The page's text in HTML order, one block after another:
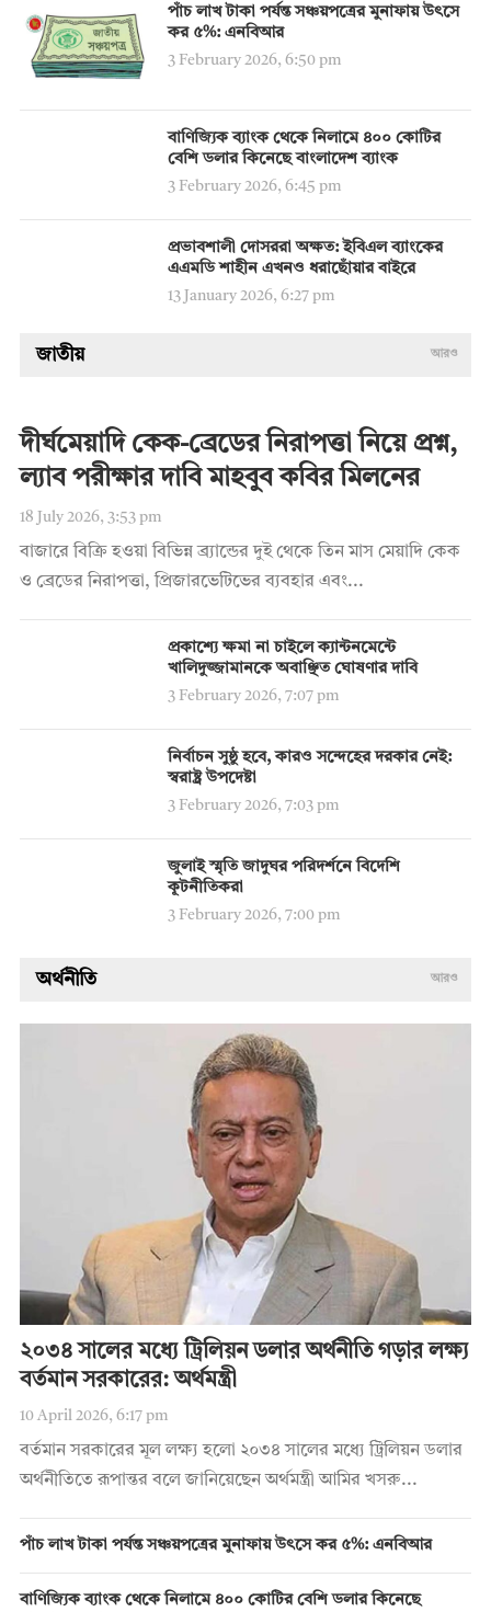
পাঁচ লাখ টাকা পর্যন্ত সঞ্চয়পত্রের মুনাফায় উৎসে
কর ৫%: এনবিআর
3 February 2026, 6:50 pm
বাণিজ্যিক ব্যাংক থেকে নিলামে ৪০০ কোটির
বেশি ডলার কিনেছে বাংলাদেশ ব্যাংক
3 February 2026, 6:45 pm
প্রভাবশালী দোসররা অক্ষত: ইবিএল ব্যাংকের
এএমডি শাহীন এখনও ধরাছোঁয়ার বাইরে
13 January 2026, 6:27 pm
জাতীয় আরও
দীর্ঘমেয়াদি কেক-ব্রেডের নিরাপত্তা নিয়ে প্রশ্ন,
ল্যাব পরীক্ষার দাবি মাহবুব কবির মিলনের
18 July 2026, 3:53 pm
বাজারে বিক্রি হওয়া বিভিন্ন ব্র্যান্ডের দুই থেকে তিন মাস মেয়াদি কেক
ও ব্রেডের নিরাপত্তা, প্রিজারভেটিভের ব্যবহার এবং...
প্রকাশ্যে ক্ষমা না চাইলে ক্যান্টনমেন্টে
খালিদুজ্জামানকে অবাঞ্ছিত ঘোষণার দাবি
3 February 2026, 7:07 pm
নির্বাচন সুষ্ঠু হবে, কারও সন্দেহের দরকার নেই:
স্বরাষ্ট্র উপদেষ্টা
3 February 2026, 7:03 pm
জুলাই স্মৃতি জাদুঘর পরিদর্শনে বিদেশি
কূটনীতিকরা
3 February 2026, 7:00 pm
অর্থনীতি আরও
২০৩৪ সালের মধ্যে ট্রিলিয়ন ডলার অর্থনীতি গড়ার লক্ষ্য
বর্তমান সরকারের: অর্থমন্ত্রী
10 April 2026, 6:17 pm
বর্তমান সরকারের মূল লক্ষ্য হলো ২০৩৪ সালের মধ্যে ট্রিলিয়ন ডলার
অর্থনীতিতে রূপান্তর বলে জানিয়েছেন অর্থমন্ত্রী আমির খসরু...
পাঁচ লাখ টাকা পর্যন্ত সঞ্চয়পত্রের মুনাফায় উৎসে কর ৫%: এনবিআর
বাণিজ্যিক ব্যাংক থেকে নিলামে ৪০০ কোটির বেশি ডলার কিনেছে